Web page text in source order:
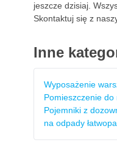
jeszcze dzisiaj.
Skontaktuj się z
Inne
Wyposażenie
Pomieszczenie do
Pojemniki z
na odpady